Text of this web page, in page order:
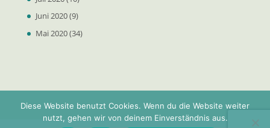
Juni 2020(9)
Mai 2020(34)
Diese Website benutzt Cookies. Wenn du die Website weiter
nutzt, gehen wir von deinem Einverständnis aus.